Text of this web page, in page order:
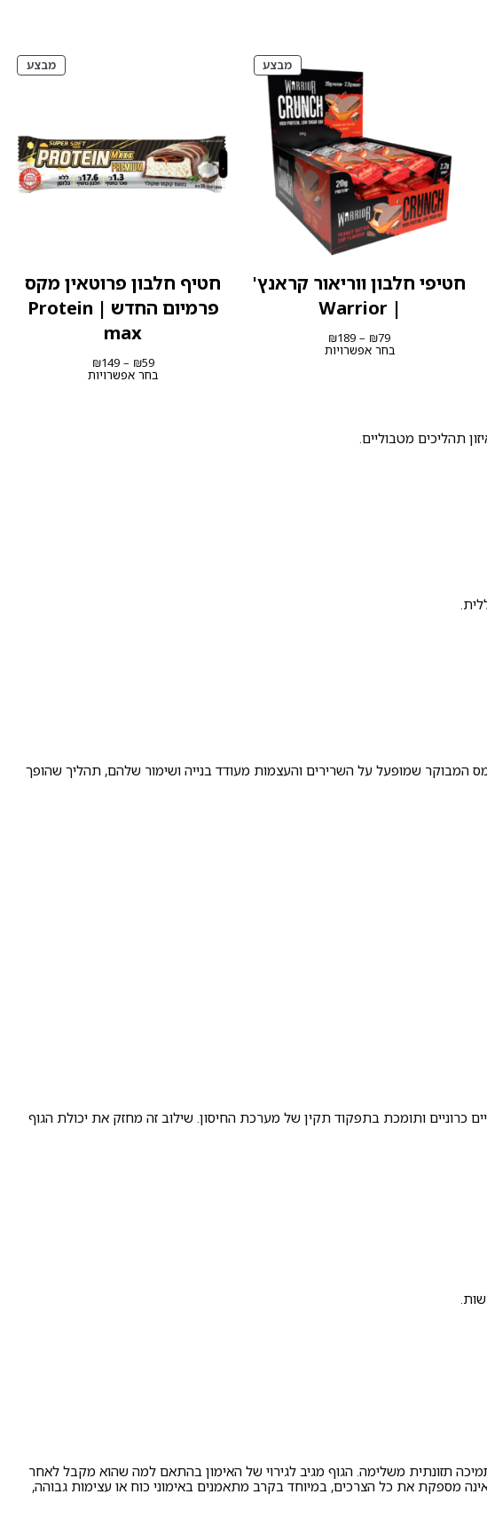
מבצעמוצרים
במבצע
חטיפי חלבון ווריאור קראנץ'
| Warrior
₪79
–
₪189 טווח
מחירים:בחר אפשרויות
מבצע
חטיף חלבון פרוטאין מקס
פרמיום החדש | Protein
max
₪59
–
₪149
מחירים:בחר אפשרויות
תהליכים מטבוליים.
המבוקר שמופעל על השרירים והעצמות מעודד בנייה ושימור שלהם, תהליך שהופך
כרוניים ותומכת בתפקוד תקין של מערכת החיסון. שילוב זה מחזק את יכולת הגוף
תזונתית משלימה. הגוף מגיב לגירוי של האימון בהתאם למה שהוא מקבל לאחר
מספקת את כל הצרכים, במיוחד בקרב מתאמנים באימוני כוח או עצימות גבוהה,